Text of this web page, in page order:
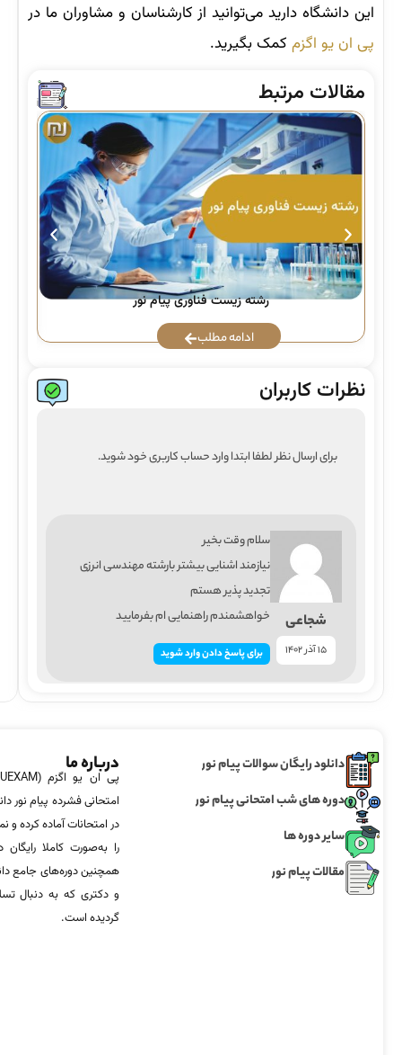
این دانشگاه دارید می‌توانید از کارشناسان و مشاوران ما در
پی ان یو اگزم کمک بگیرید.
مقالات مرتبط
رشته زیست فناوری پیام نور
ادامه مطلب
نظرات کاربران
برای ارسال نظر لطفا ابتدا وارد حساب کاربری خود شوید.
شجاعی
15 آذر 1402
سلام وقت بخیر
نیازمند اشنایی بیشتر بارشته مهندسی انرزی
تجدید پذیر هستم
خواهشمندم راهنمایی ام بفرمایید
برای پاسخ دادن وارد شوید
دانلود رایگان سوالات پیام نور
دوره های شب امتحانی پیام نور
سایر دوره ها
مقالات پیام نور
درباره ما
امتحانی فشرده پیام نور
در امتحانات آماده‌ کرده
را به‌صورت کاملا
همچنین دوره‌های جامع
و دکتری که به دنبال
گردیده است.